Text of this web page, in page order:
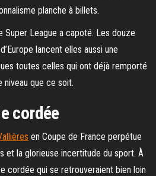
planche à billets.
Super League a capoté. Les douze
lancent elles aussi une
toutes celles qui ont déjà remporté
niveau que ce soit.
cordée
en Coupe de France perpétue
et la glorieuse incertitude du sport. À
cordée qui se retrouveraient bien loin